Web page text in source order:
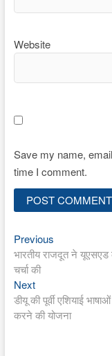
Website
Save my name,
time I comment.
Post
navigation
PreviousPrevious
post:
भारतीय राजदूत ने यूएसएड
चर्चा की
NextNext
post:
डीयू की पूर्वी एशियाई
करने की योजना